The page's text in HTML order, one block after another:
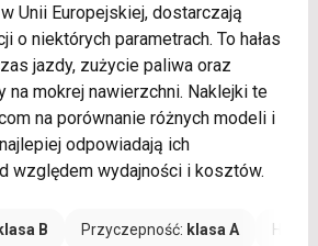
Unii Europejskiej, dostarczają
o niektórych parametrach. To hałas
jazdy, zużycie paliwa oraz
na mokrej nawierzchni. Naklejki te
na porównanie różnych modeli i
odpowiadają ich
względem wydajności i kosztów.
klasa B Przyczepność: klasa A Hałas: